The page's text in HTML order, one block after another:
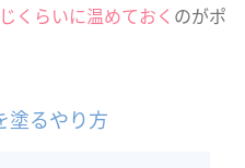
くらいに温めておく のがポ
塗るやり方